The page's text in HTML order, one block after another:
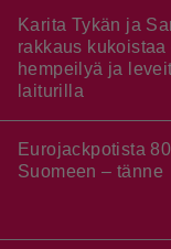
Karita Tykän ja
rakkaus
hempeilyä ja
laiturilla
Eurojackpotista
Suomeen – tänne